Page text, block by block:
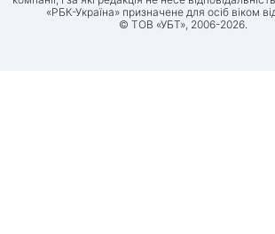
«РБК-Україна» призначене для осіб віком
© ТОВ «УБТ», 2006-2026.